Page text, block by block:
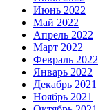
Июнь 2022
Май 2022
Апрель 2022
Март 2022
Февраль 2022
Январь 2022
Декабрь 2021
Ноябрь 2021